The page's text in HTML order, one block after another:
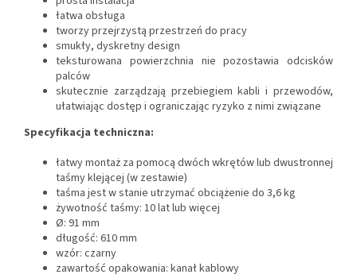
łatwa obsługa
tworzy przejrzystą przestrzeń do pracy
smukły, dyskretny design
teksturowana powierzchnia nie pozostawia odcisków
palców
skutecznie zarządzają przebiegiem kabli i przewodów,
ułatwiając dostęp i ograniczając ryzyko z nimi związane
Specyfikacja techniczna:
łatwy montaż za pomocą dwóch wkrętów lub dwustronnej
taśmy klejącej (w zestawie)
taśma jest w stanie utrzymać obciążenie do 3,6 kg
żywotność taśmy: 10 lat lub więcej
Ø: 91 mm
długość: 610 mm
wzór: czarny
zawartość opakowania: kanał kablowy